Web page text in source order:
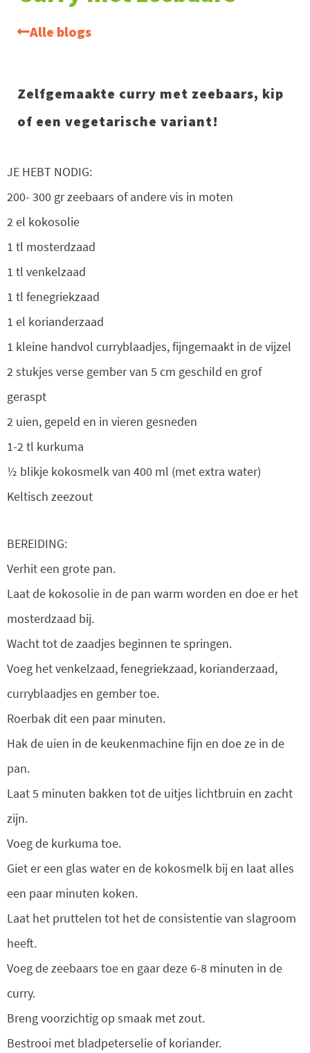
Alle blogs
Zelfgemaakte curry met zeebaars, kip
of een vegetarische variant!
JE HEBT NODIG:
200- 300 gr zeebaars of andere vis in moten
2 el kokosolie
1 tl mosterdzaad
1 tl venkelzaad
1 tl fenegriekzaad
1 el korianderzaad
1 kleine handvol curryblaadjes, fijngemaakt in de vijzel
2 stukjes verse gember van 5 cm geschild en grof
geraspt
2 uien, gepeld en in vieren gesneden
1-2 tl kurkuma
½ blikje kokosmelk van 400 ml (met extra water)
Keltisch zeezout
BEREIDING:
Verhit een grote pan.
Laat de kokosolie in de pan warm worden en doe er het
mosterdzaad bij.
Wacht tot de zaadjes beginnen te springen.
Voeg het venkelzaad, fenegriekzaad, korianderzaad,
curryblaadjes en gember toe.
Roerbak dit een paar minuten.
Hak de uien in de keukenmachine fijn en doe ze in de
pan.
Laat 5 minuten bakken tot de uitjes lichtbruin en zacht
zijn.
Voeg de kurkuma toe.
Giet er een glas water en de kokosmelk bij en laat alles
een paar minuten koken.
Laat het pruttelen tot het de consistentie van slagroom
heeft.
Voeg de zeebaars toe en gaar deze 6-8 minuten in de
curry.
Breng voorzichtig op smaak met zout.
Bestrooi met bladpeterselie of koriander.